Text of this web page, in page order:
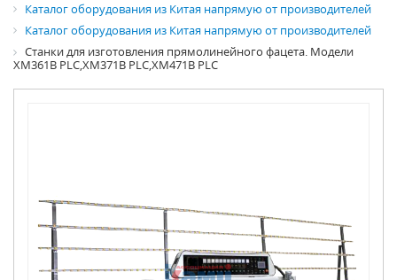
Каталог оборудования из Китая напрямую от производителей
Каталог оборудования из Китая напрямую от производителей
Станки для изготовления прямолинейного фацета. Модели
XM361B PLC,XM371B PLC,XM471B PLC